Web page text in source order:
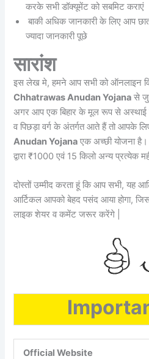
करके सभी डॉक्यूमेंट को सबमिट कराएं
बाकी अधिक जानकारी के लिए आप
ज्यादा जानकारी पूछे
सारांश
इस लेख मे, हमने आप सभी को ऑनलाइन
Chhatrawas Anudan Yojana से
अगर आप एक बिहार के मूल रूप से अस्थाई
व पिछड़ा वर्ग के अंतर्गत आते हैं तो आपके
Anudan Yojana एक अच्छी योजना है।
द्वारा ₹1000 एवं 15 किलो अन्य प्रत्येक
दोस्तों उम्मीद करता हूं कि आप सभी, यह
आर्टिकल आपको बेहद पसंद आया होगा,
लाइक शेयर व कमेंट जरूर करेंगे |
Official Website